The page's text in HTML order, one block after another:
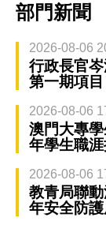
部門新聞
2026-08-06
行政長官
第一期項目
2026-08-06
澳門大專
年學生職
2026-08-06
教青局聯
年安全防